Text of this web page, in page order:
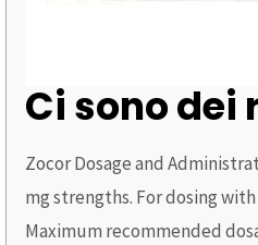
Ci sono dei
Zocor Dosage and
mg strengths. For dosing
Maximum recommended